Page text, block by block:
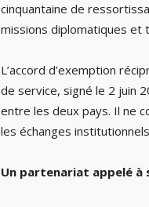
cinquantaine de
missions diplomatiques et
L’accord d’exemption
de service, signé le 2 juin
entre les deux pays. Il ne
les échanges
Un partenariat appelé à